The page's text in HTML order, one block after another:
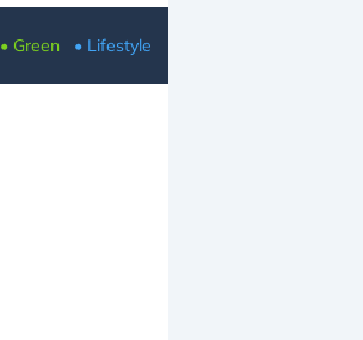
• Green • Lifestyle